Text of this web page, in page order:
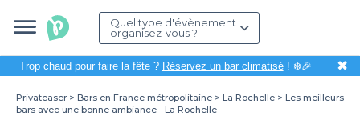
Quel type d'évènement
organisez-vous ?
Trop chaud pour faire la fête ? Réservez un bar climatisé! ❄️🎉 ✖
Privateaser Bars en France métropolitaine La Rochelle
Les meilleurs
bars avec une bonne ambiance - La Rochelle